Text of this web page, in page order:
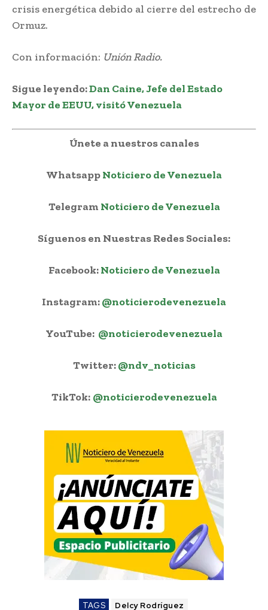
crisis energética debido al cierre del estrecho de
Ormuz.
Con información: Unión Radio.
Sigue leyendo:Dan Caine, Jefe del Estado
Mayor de EEUU, visitó Venezuela
Únete a nuestros canales
WhatsappNoticiero de Venezuela
Telegram Noticiero de Venezuela
Síguenos en Nuestras Redes Sociales:
Facebook:Noticiero de Venezuela
Instagram:@noticierodevenezuela
YouTube: @noticierodevenezuela
Twitter:@ndv_noticias
TikTok: @noticierodevenezuela
TAGS Delcy Rodríguez